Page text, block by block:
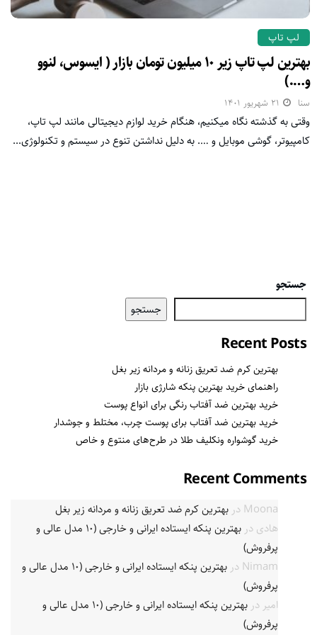
لپ تاپ
بهترین لپ تاپ زیر ۱۰ میلیون تومان بازار ( ایسوس، لنوو
و….)
سنا ۲۱ شهریور ۱۴۰۱
وقتی به گذشته نگاه میکنیم، هنگام خرید لوازم دیجیتالی مانند لپ تاپ،
کامپیوتر، گوشی موبایل و …. به دلیل نداشتن تنوع در سیستم و تکنولوژی...
جستجو
جستجو
Recent Posts
بهترین کرم ضد تعریق زنانه و مردانه زیر بغل
راهنمای خرید بهترین پنکه شارژی بازار
خرید بهترین ضد آفتاب رنگی برای انواع پوست
خرید بهترین ضد آفتاب برای پوست چرب، مختلط و جوشدار
خرید گوشواره ونکلیف طلا در طرح‌های منتوع و خاص
Recent Comments
Moona در بهترین کرم ضد تعریق زنانه و مردانه زیر بغل
هادی در
بهترین پنکه ایستاده ایرانی و خارجی (۱۰ مدل عالی و
پرفروش)
Nimam در
بهترین پنکه ایستاده ایرانی و خارجی (۱۰ مدل عالی و
پرفروش)
امیر در
بهترین پنکه ایستاده ایرانی و خارجی (۱۰ مدل عالی و
پرفروش)